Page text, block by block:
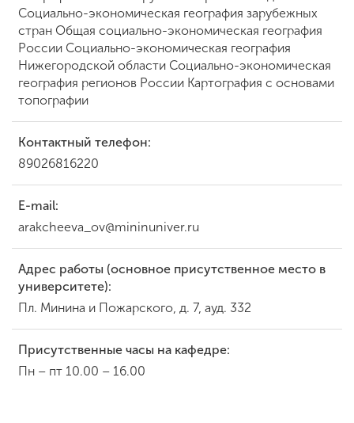
Социально-экономическая география зарубежных
стран Общая социально-экономическая география
России Социально-экономическая география
Нижегородской области Социально-экономическая
география регионов России Картография с основами
топографии
Контактный телефон:
89026816220
E-mail:
arakcheeva_ov@mininuniver.ru
Адрес работы (основное присутственное место в
университете):
Пл. Минина и Пожарского, д. 7, ауд. 332
Присутственные часы на кафедре:
Пн – пт 10.00 – 16.00